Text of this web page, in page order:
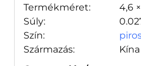
Termékméret:
4,6
Súly:
Szín:
Származás:
Kína